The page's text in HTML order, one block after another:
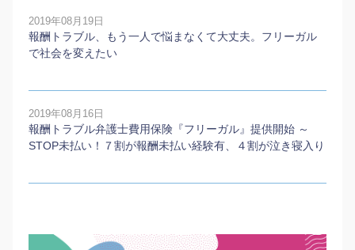
2019年08月19日
報酬トラブル、もう一人で悩まなくて大丈夫。フリーガル
で社会を変えたい
2019年08月16日
報酬トラブル弁護士費用保険『フリーガル』提供開始 ～
STOP未払い！７割が報酬未払い経験有、４割が泣き寝入り